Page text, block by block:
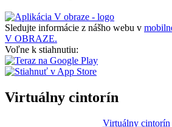
Sledujte informácie z nášho webu v
V OBRAZE.
Voľne k stiahnutiu:
Virtuálny cintorín
Virtuálny cintorín